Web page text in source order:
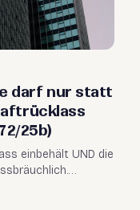
darf nur statt
25b)
einbehält UND die
in der Insolvenz